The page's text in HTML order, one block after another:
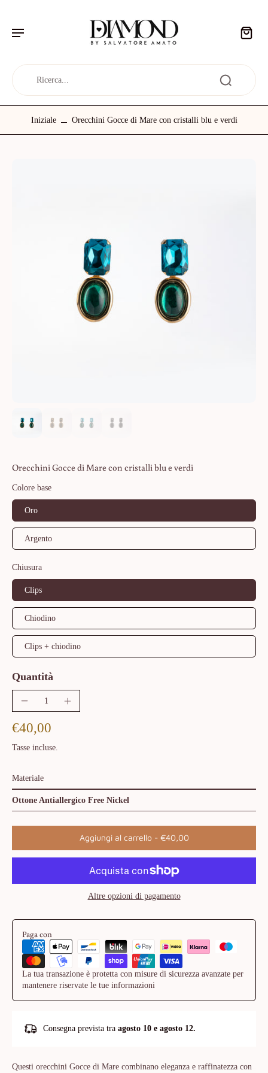
Iniziale Orecchini Gocce di Mare con cristalli blu e verdi
Orecchini Gocce di Mare con cristalli blu e verdi
Colore base
Oro
Argento
Chiusura
Clips
Chiodino
Clips + chiodino
Quantità
€40,00
Tasse incluse.
Materiale
Ottone Antiallergico Free Nickel
Aggiungi al carrello - €40,00
Altre opzioni di pagamento
Paga con
La tua transazione è protetta con misure di sicurezza avanzate per
mantenere riservate le tue informazioni
Consegna prevista tra agosto 10 e agosto 12.
Questi orecchini Gocce di Mare combinano eleganza e raffinatezza con